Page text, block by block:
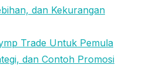
dan Kekurangan
Trade Untuk Pemula
dan Contoh Promosi